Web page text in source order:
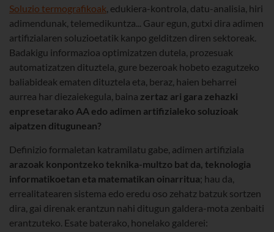
Soluzio termografikoak, edukiera-kontrola, datu-analisia, hiri
adimendunak, telemedikuntza... Gaur egun, gutxi dira adimen
artifizialaren soluzioetatik kanpo gelditzen diren sektoreak.
Badakigu informazioa optimizatzen dutela, prozesuak
automatizatzen dituztela, gure bezeroak hobeto ezagutzeko
baliabideak ematen dituztela eta, beraz, haien beharrei
aurrea har diezaiekegula, baina zertaz ari gara zehazki
enpresetarako AA edo adimen artifizialeko soluzioak
aipatzen ditugunean?
Definizio formaletan katramilatu gabe, adimen artifiziala
arazoak konpontzeko teknika-multzo bat da, teknologia
informatikoetan eta matematikan oinarritua; hau da,
errealitatearen sistema edo eredu oso zehatz batzuk sortzen
dira, gai direnak erantzun nahi ditugun galdera-mota zenbaiti
erantzuteko. Esate baterako, honelako galderei: